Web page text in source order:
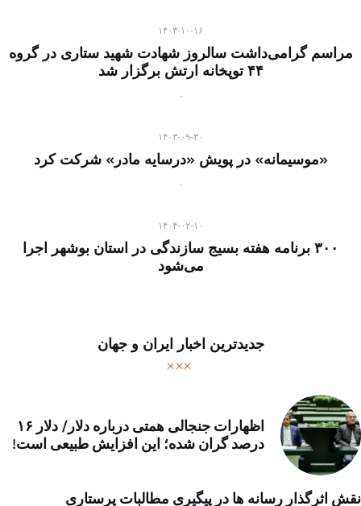
۱۴۰۳-۱۰-۱۶
مراسم گرامی‌داشت سالروز شهادت شهید ستاری در گروه
۴۴ توپخانه ارتش برگزار شد
۱۴۰۳-۰۹-۳۰
«موسیمانه» در پویش «درسایه مادر» شرکت کرد
۱۴۰۴-۰۲-۱۰
۳۰۰ برنامه هفته بسیج سازندگی در استان بوشهر اجرا
می‌شود
جدیدترین اخبار ایران و جهان
اظهارات جنجالی همتی درباره دلار/ دلار ۱۶
درصد گران شده؛ این افزایش طبیعی است!
نقش اثرگذار رسانه ها در پیگیری مطالبات پرستاری